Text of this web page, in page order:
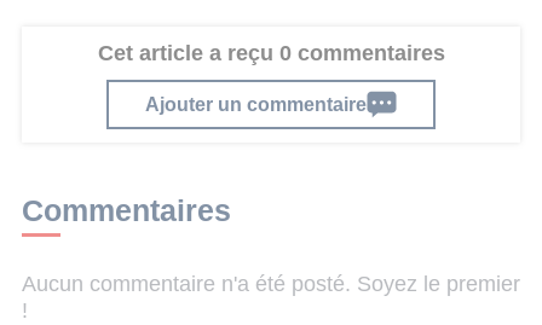
Cet article a reçu 0 commentaires
Ajouter un commentaire
Commentaires
Aucun commentaire n'a été posté. Soyez le premier
!